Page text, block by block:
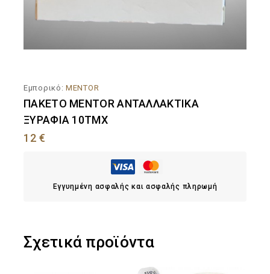
Εμπορικό: MENTOR
ΠΑΚΕΤΟ MENTOR ΑΝΤΑΛΛΑΚΤΙΚΑ
ΞΥΡΑΦΙΑ 10ΤΜΧ
12€
Εγγυημένη ασφαλής και ασφαλής πληρωμή
Σχετικά προϊόντα